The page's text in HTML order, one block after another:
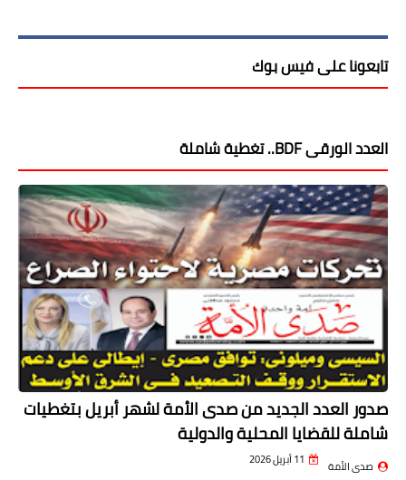
تابعونا على فيس بوك
العدد الورقى BDF.. تغطية شاملة
صدور العدد الجديد من صدى الأمة لشهر أبريل بتغطيات
شاملة للقضايا المحلية والدولية
صدى الأمة 11 أبريل 2026